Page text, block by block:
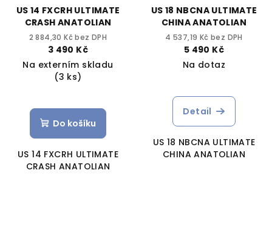
US 14 FXCRH ULTIMATE
CRASH ANATOLIAN
2 884,30 Kč bez DPH
3 490 Kč
Na externím skladu
(3 ks)
Do košíku
US 14 FXCRH ULTIMATE
CRASH ANATOLIAN
US 18 NBCNA ULTIMATE
CHINA ANATOLIAN
4 537,19 Kč bez DPH
5 490 Kč
Na dotaz
Detail
US 18 NBCNA ULTIMATE
CHINA ANATOLIAN